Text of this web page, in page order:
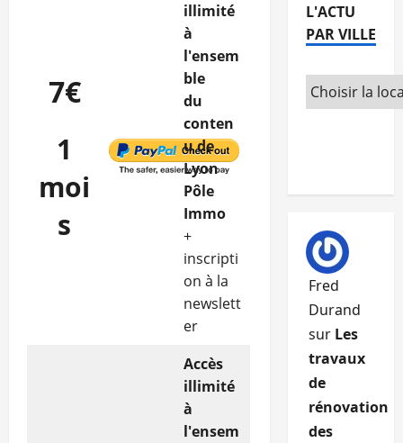
7€
1
moi
s
illimité
à
l'ensem
ble
du
conten
u de
Lyon
Pôle
Immo
+
inscripti
on à la
newslett
er
Accès
illimité
à
l'ensem
L'ACTU
PAR VILLE
Fred
Durand
sur Les
travaux
de
rénovation
des